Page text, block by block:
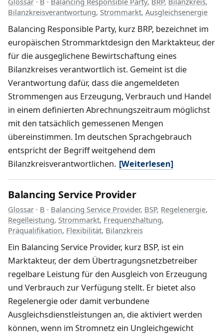
Bilanzkreisverantwortung, Strommarkt, Ausgleichsenergie
Balancing Responsible Party, kurz BRP, bezeichnet im
europäischen Strommarktdesign den Marktakteur, der
für die ausgeglichene Bewirtschaftung eines
Bilanzkreises verantwortlich ist. Gemeint ist die
Verantwortung dafür, dass die angemeldeten
Strommengen aus Erzeugung, Verbrauch und Handel
in einem definierten Abrechnungszeitraum möglichst
mit den tatsächlich gemessenen Mengen
übereinstimmen. Im deutschen Sprachgebrauch
entspricht der Begriff weitgehend dem
Bilanzkreisverantwortlichen. [Weiterlesen]
Balancing Service Provider
Glossar · B · Balancing Service Provider, BSP, Regelenergie,
Regelleistung, Strommarkt, Frequenzhaltung,
Präqualifikation, Flexibilität, Bilanzkreis
Ein Balancing Service Provider, kurz BSP, ist ein
Marktakteur, der dem Übertragungsnetzbetreiber
regelbare Leistung für den Ausgleich von Erzeugung
und Verbrauch zur Verfügung stellt. Er bietet also
Regelenergie oder damit verbundene
Ausgleichsdienstleistungen an, die aktiviert werden
können, wenn im Stromnetz ein Ungleichgewicht